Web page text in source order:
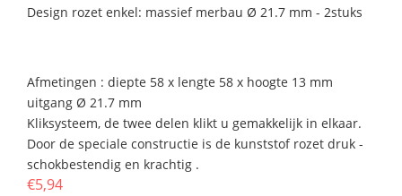
Design rozet enkel: massief merbau Ø 21.7 mm - 2stuks
Afmetingen : diepte 58 x lengte 58 x hoogte 13 mm
uitgang Ø 21.7 mm
Kliksysteem, de twee delen klikt u gemakkelijk in elkaar.
Door de speciale constructie is de kunststof rozet druk -
schokbestendig en krachtig .
€5,94